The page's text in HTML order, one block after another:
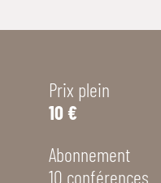
Prix plein
10 €
Abonnement
10 conférences